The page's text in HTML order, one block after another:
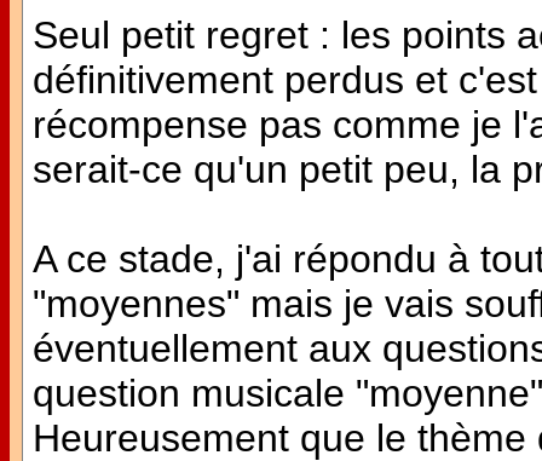
Seul petit regret : les points
définitivement perdus et
récompense pas comme je
serait-ce qu'un petit peu, la
A ce stade, j'ai répondu à
"moyennes" mais je vais
éventuellement aux
question musicale
Heureusement que le